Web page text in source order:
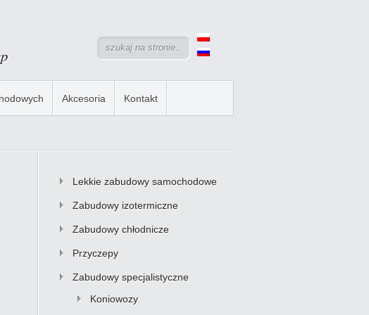
Akcesoria Kontakt
Lekkie zabudowy samochodowe
Zabudowy izotermiczne
Zabudowy chłodnicze
Przyczepy
Zabudowy specjalistyczne
Koniowozy